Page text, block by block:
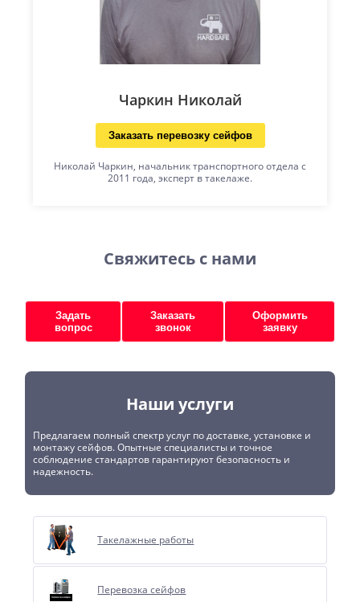
Чаркин Николай
Заказать перевозку сейфов
Николай Чаркин, начальник транспортного отдела с
2011 года, эксперт в такелаже.
Свяжитесь с нами
Задать
вопрос
Заказать
звонок
Оформить
заявку
Наши услуги
Предлагаем полный спектр услуг по доставке, установке и
монтажу сейфов. Опытные специалисты и точное
соблюдение стандартов гарантируют безопасность и
надежность.
Такелажные работы
Перевозка сейфов